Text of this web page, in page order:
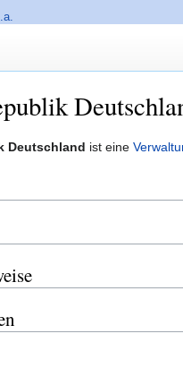
Deutschland ist eine